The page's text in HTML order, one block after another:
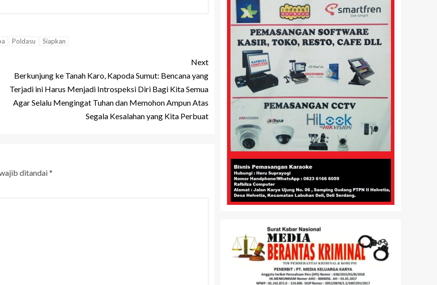
Poldasu Siapkan
Next
Berkunjung ke Tanah Karo, Kapoda Sumut: Bencana yang
Terjadi ini Harus Menjadi Introspeksi Diri Bagi Kita Semua
Agar Selalu Mengingat Tuhan dan Memohon Ampun Atas
Segala Kesalahan yang Kita Perbuat
ditandai*